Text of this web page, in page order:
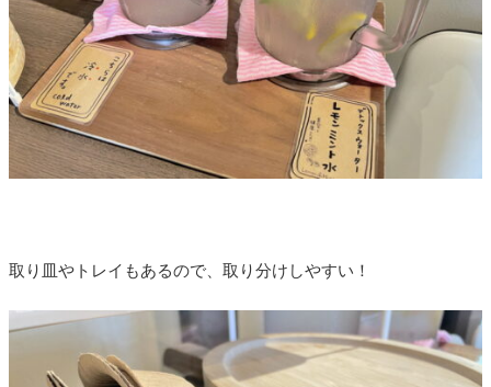
取り皿やトレイもあるので、取り分けしやすい！